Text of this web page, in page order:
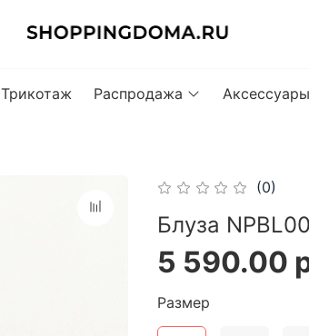
Трикотаж Распродажа Аксессуары
(0)
Блуза
5 590.00
Размер